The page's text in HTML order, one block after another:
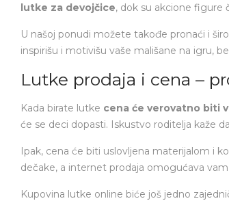
lutke za devojčice, dok su akcione figure
U našoj ponudi možete takođe pronaći i
inspirišu i motivišu vaše mališane na igru,
Lutke prodaja i cena –
Kada birate lutke cena će verovatno biti
će se deci dopasti. Iskustvo roditelja kaže
Ipak, cena će biti uslovljena materijalom i
dečake, a internet prodaja omogućava
Kupovina lutke online biće još jedno